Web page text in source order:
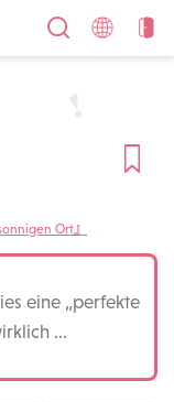
Ort』
eine „perfekte
...